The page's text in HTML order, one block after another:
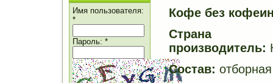
Имя пользователя:
*
Пароль: *
Кофе без
Страна
производитель:
Состав: